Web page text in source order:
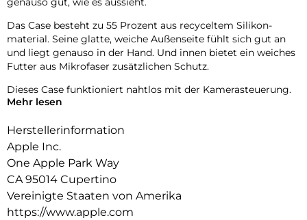
Das Case besteht zu 55 Prozent aus recyceltem Silikon­
material. Seine glatte, weiche Außenseite fühlt sich gut an
und liegt genauso in der Hand. Und innen bietet ein weiches
Futter aus Mikrofaser zusätzlichen Schutz.
Dieses Case funktioniert nahtlos mit der Kamera­steuerung.
Es hat eine Saphir­kappe mit einer leitenden Schicht, die die
steuerung erkennen kann.
Mit integrierten Magneten, die sich perfekt am iPhone 16
Plus ausrichten, hält das Case ganz einfach und sorgt für
schnelleres kabel­loses Laden. Lass dein iPhone beim Laden
einfach im Case und docke dein MagSafe Ladegerät an oder
leg es auf dein Qi2 oder Qi zertifiziertes Ladegerät.
Mehr lesen
Herstellerinformation
Apple Inc.
One Apple Park Way
CA 95014 Cupertino
Vereinigte Staaten von Amerika
https://www.apple.com